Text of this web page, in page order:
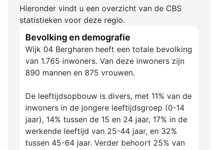
Hieronder vindt u een overzicht van de CBS
statistieken voor deze regio.
Bevolking en demografie
Wijk 04 Bergharen heeft een totale bevolking
van 1.765 inwoners. Van deze inwoners zijn
890 mannen en 875 vrouwen.
De leeftijdsopbouw is divers, met 11% van de
inwoners in de jongere leeftijdsgroep (0-14
jaar), 14% tussen de 15 en 24 jaar, 17% in de
werkende leeftijd van 25-44 jaar, en 32%
tussen 45-64 jaar. Verder behoort 25% van